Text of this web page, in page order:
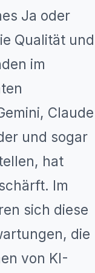
Ja oder
Qualität und
im
Claude
und sogar
hat
Im
sich diese
die
von KI-